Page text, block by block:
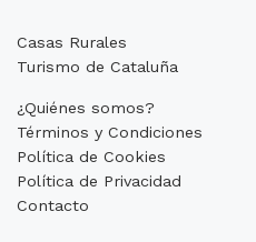
Casas Rurales
Turismo de Cataluña
¿Quiénes somos?
Términos y Condiciones
Política de Cookies
Política de Privacidad
Contacto